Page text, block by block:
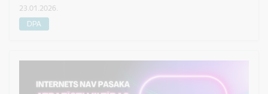
23.01.2026.
DPA